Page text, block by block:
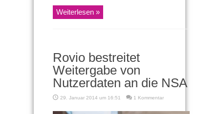
Weiterlesen »
Rovio bestreitet
Weitergabe von
Nutzerdaten an die NSA
29. Januar 2014 um 16:51 1 Kommentar